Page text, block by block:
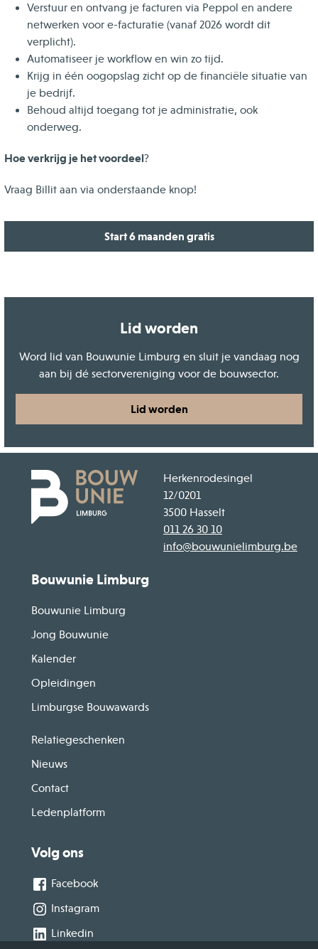
Verstuur en ontvang je facturen via Peppol en andere
netwerken voor e-facturatie (vanaf 2026 wordt dit
verplicht).
Automatiseer je workflow en win zo tijd.
Krijg in één oogopslag zicht op de financiële situatie van
je bedrijf.
Behoud altijd toegang tot je administratie, ook
onderweg.
Hoe verkrijg je het voordeel?
Vraag Billit aan via onderstaande knop!
Start 6 maanden gratis
Lid worden
Word lid van Bouwunie Limburg en sluit je vandaag nog
aan bij dé sectorvereniging voor de bouwsector.
Lid worden
Herkenrodesingel
12/0201
3500 Hasselt
011 26 30 10
info@bouwunielimburg.be
Bouwunie Limburg
Bouwunie Limburg
Jong Bouwunie
Kalender
Opleidingen
Limburgse Bouwawards
Relatiegeschenken
Nieuws
Contact
Ledenplatform
Volg ons
Facebook
Instagram
Linkedin